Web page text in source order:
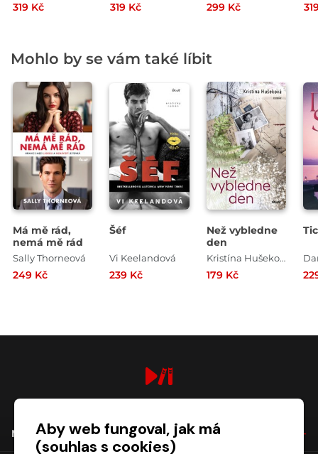
319 Kč 319 Kč 299 Kč
Mohlo by se vám také líbit
Má mě rád,
nemá mě rád
Sally Thorneová
249 Kč
Šéf
Vi Keelandová
239 Kč
Než vybledne
den
Kristína Hušeková
179 Kč
NÁKUPAby web fungoval, jak má
(souhlas s cookies)